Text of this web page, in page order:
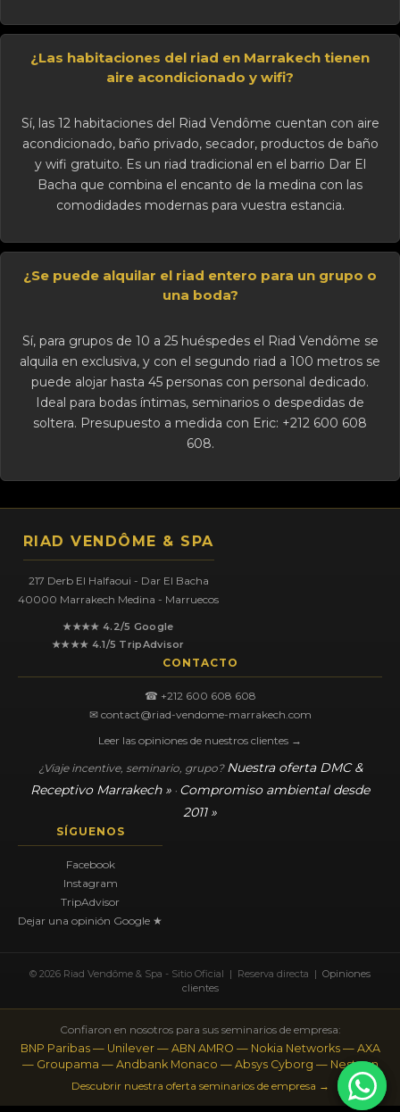
¿Las habitaciones del riad en Marrakech tienen
aire acondicionado y wifi?
Sí, las 12 habitaciones del Riad Vendôme cuentan con aire
acondicionado, baño privado, secador, productos de baño
y wifi gratuito. Es un riad tradicional en el barrio Dar El
Bacha que combina el encanto de la medina con las
comodidades modernas para vuestra estancia.
¿Se puede alquilar el riad entero para un grupo o
una boda?
Sí, para grupos de 10 a 25 huéspedes el Riad Vendôme se
alquila en exclusiva, y con el segundo riad a 100 metros se
puede alojar hasta 45 personas con personal dedicado.
Ideal para bodas íntimas, seminarios o despedidas de
soltera. Presupuesto a medida con Eric: +212 600 608
608.
RIAD VENDÔME & SPA
217 Derb El Halfaoui - Dar El Bacha
40000 Marrakech Medina - Marruecos
★★★★ 4.2/5 Google
★★★★ 4.1/5 TripAdvisor
CONTACTO
☎ +212 600 608 608
✉ contact@riad-vendome-marrakech.com
Leer las opiniones de nuestros clientes →
¿Viaje incentive, seminario, grupo? Nuestra oferta DMC &
Receptivo Marrakech » · Compromiso ambiental desde
2011 »
SÍGUENOS
Facebook
Instagram
TripAdvisor
Dejar una opinión Google ★
© 2026 Riad Vendôme & Spa - Sitio Oficial | Reserva directa | Opiniones
clientes
Confiaron en nosotros para sus seminarios de empresa:
BNP Paribas — Unilever — ABN AMRO — Nokia Networks — AXA
— Groupama — Andbank Monaco — Absys Cyborg — Nestenn
Descubrir nuestra oferta seminarios de empresa →